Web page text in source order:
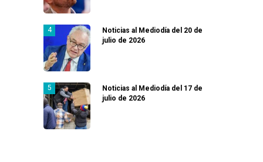
Noticias al Mediodía del 20 de
julio de 2026
Noticias al Mediodía del 17 de
julio de 2026